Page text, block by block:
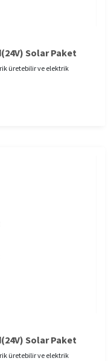
Solar Paket
üretebilir ve elektrik
Solar Paket
üretebilir ve elektrik